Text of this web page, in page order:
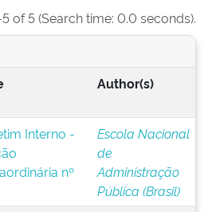
of 5 (Search time: 0.0 seconds).
Author(s)
Interno -
nº
Escola Nacional
de
Administração
Pública (Brasil)